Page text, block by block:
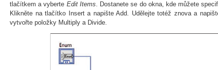
tlačítkem a vyberte Edit Items. Dostanete se do okna, kde můžete
Klikněte na tlačítko Insert a napište Add. Udělejte totéž znova a
vytvořte položky Multiply a Divide.